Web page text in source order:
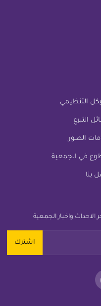
التنظيمي
التبرع
الصور
في الجمعية
بنا
الاحداث واخبار الجمعية
اشترك